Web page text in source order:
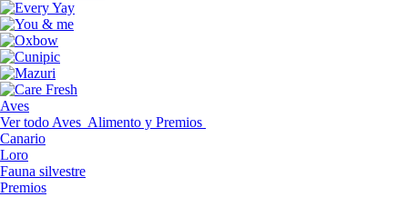
Aves
Ver todo Aves Alimento y Premios
Canario
Loro
Fauna silvestre
Premios